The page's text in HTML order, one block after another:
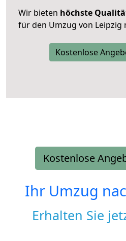
Wir bieten höchste
für den Umzug von Leipzig
Kostenlose
Kostenlose
Ihr Umzug
Erhalten Sie